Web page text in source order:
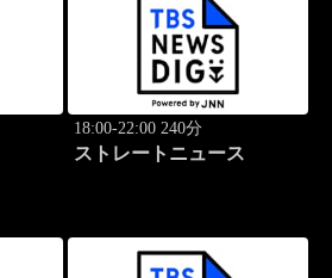
18:00-22:00 240分
ストレートニュース